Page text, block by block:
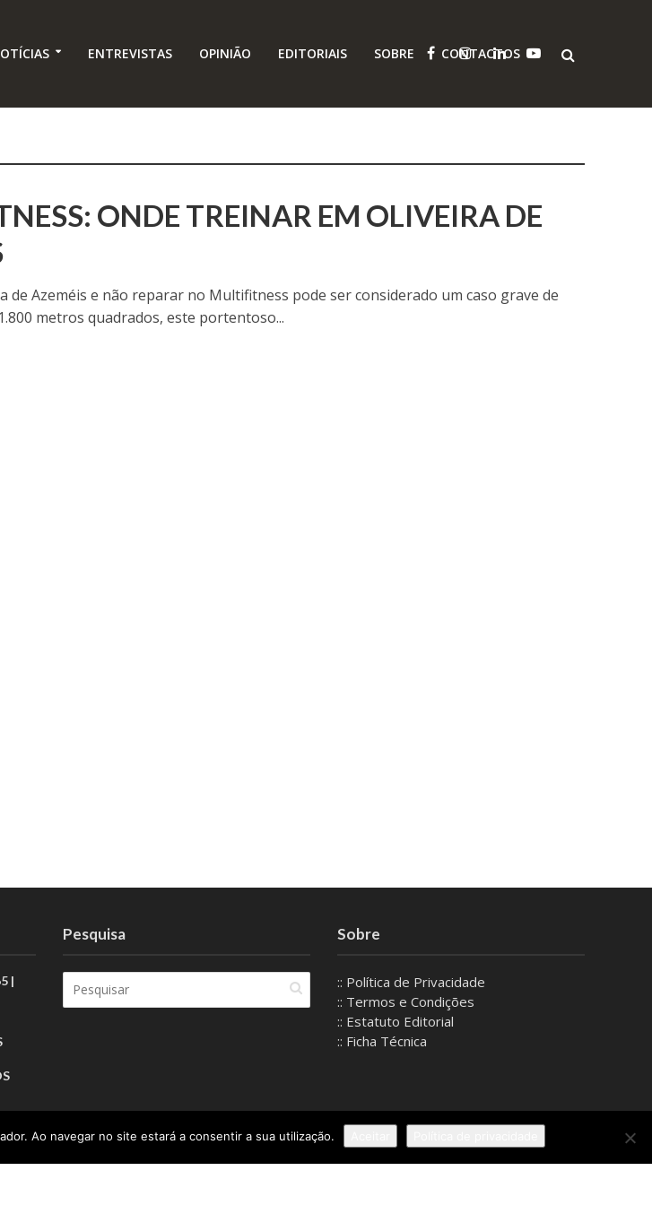
ENTREVISTAS OPINIÃO EDITORIAIS SOBRE CONTACTOS
ONDE TREINAR EM OLIVEIRA DE
de Azeméis e não reparar no Multifitness pode ser considerado um caso grave de
metros quadrados, este portentoso...
|
Pesquisa Sobre
:: Política de Privacidade
:: Termos e Condições
:: Estatuto Editorial
:: Ficha Técnica
Ao navegar no site estará a consentir a sua utilização.